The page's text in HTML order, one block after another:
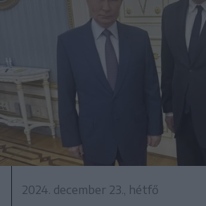
2024. december 23., hétfő